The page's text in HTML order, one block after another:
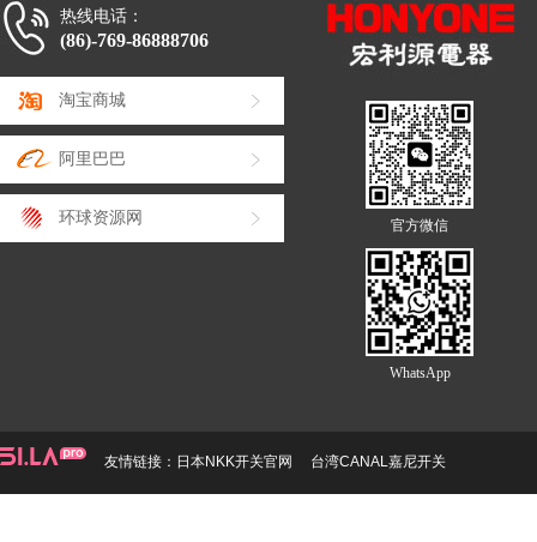
热线电话：
(86)-769-86888706
淘宝商城
阿里巴巴
环球资源网 官方微信
WhatsApp
友情链接： 日本NKK开关官网 台湾CANAL嘉尼开关